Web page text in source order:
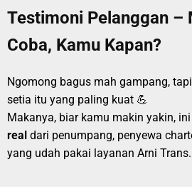
Testimoni Pelanggan –
Coba, Kamu Kapan?
Ngomong bagus mah gampang,
setia itu yang paling kuat 💪
Makanya, biar kamu makin yakin,
real dari penumpang, penyewa
yang udah pakai layanan Arni Trans.